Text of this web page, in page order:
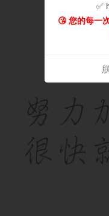
✅
😘 您的每一